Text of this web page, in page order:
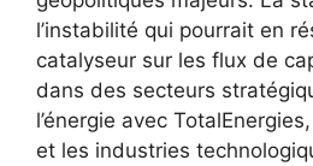
l’instabilité qui pourrait en
catalyseur sur les flux de
dans des secteurs
l’énergie avec
et les industries